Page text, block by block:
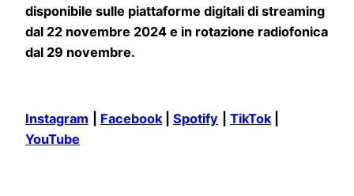
disponibile sulle piattaforme digitali di streaming
dal 22 novembre 2024 e in rotazione radiofonica
dal 29 novembre.
Instagram Facebook| Spotify TikTok|
YouTube